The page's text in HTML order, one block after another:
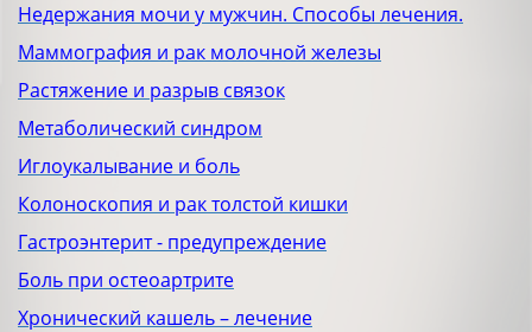
Недержания мочи у мужчин. Способы лечения.
Маммография и рак молочной железы
Растяжение и разрыв связок
Метаболический синдром
Иглоукалывание и боль
Колоноскопия и рак толстой кишки
Гастроэнтерит - предупреждение
Боль при остеоартрите
Хронический кашель – лечение